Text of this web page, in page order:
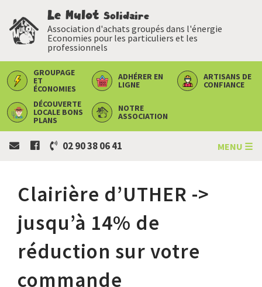
Le Mulot Solidaire
Association d'achats groupés dans l'énergie
Economies pour les particuliers et les
professionnels
GROUPAGE
ET
ÉCONOMIES
ADHÉRER EN
LIGNE
ARTISANS DE
CONFIANCE
DÉCOUVERTE
LOCALE BONS
PLANS
NOTRE
ASSOCIATION
02 90 38 06 41 MENU ☰
Clairière d’UTHER ->
jusqu’à 14% de
réduction sur votre
commande